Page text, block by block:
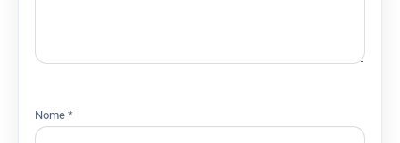
Nome *